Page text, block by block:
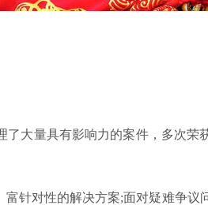
大量具有影响力的案件，多次荣
针对性的解决方案;面对疑难争议